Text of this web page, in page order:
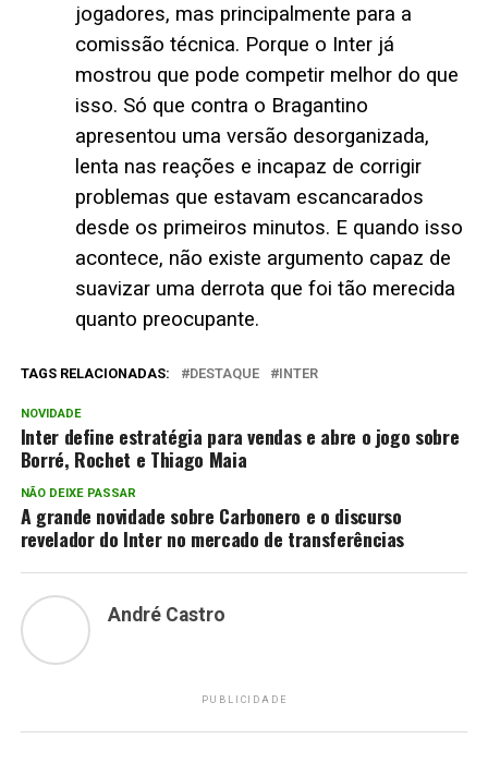
jogadores, mas principalmente para a
comissão técnica. Porque o Inter já
mostrou que pode competir melhor do que
isso. Só que contra o Bragantino
apresentou uma versão desorganizada,
lenta nas reações e incapaz de corrigir
problemas que estavam escancarados
desde os primeiros minutos. E quando isso
acontece, não existe argumento capaz de
suavizar uma derrota que foi tão merecida
quanto preocupante.
TAGS RELACIONADAS: DESTAQUE INTER
NOVIDADE
Inter define estratégia para vendas e abre o jogo sobre
Borré, Rochet e Thiago Maia
NÃO DEIXE PASSAR
A grande novidade sobre Carbonero e o discurso
revelador do Inter no mercado de transferências
André Castro
PUBLICIDADE